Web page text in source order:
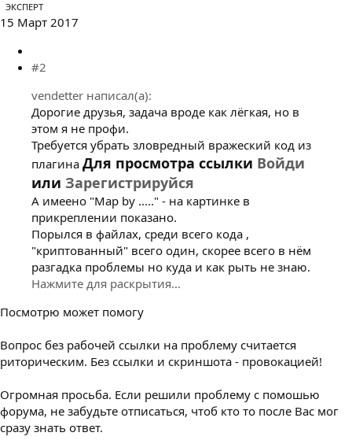
ЭКСПЕРТ
15 Март 2017
#2
vendetter написал(а):
Дорогие друзья, задача вроде как лёгкая, но в
этом я не профи.
Требуется убрать зловредный вражеский код из
плагина Для просмотра ссылки Войди
или Зарегистрируйся
А имеено "Map by ....." - на картинке в
прикреплении показано.
Порылся в файлах, среди всего кода ,
"криптованный" всего один, скорее всего в нём
разгадка проблемы но куда и как рыть не знаю.
Нажмите для раскрытия...
Посмотрю может помогу
Вопрос без рабочей ссылки на проблему считается
риторическим. Без ссылки и скриншота - провокацией!
Огромная просьба. Если решили проблему с помошью
форума, не забудьте отписаться, чтоб кто то после Вас мог
сразу знать ответ.